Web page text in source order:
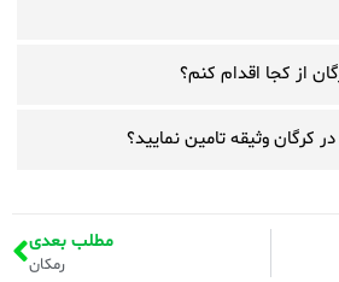
از کجا اقدام کنم؟
کرگان وثیقه تامین نمایید؟
مطلب بعدی
رمکان